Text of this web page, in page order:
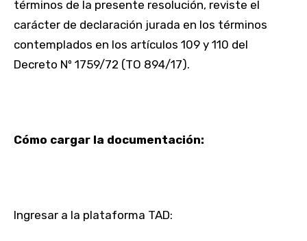
términos de la presente resolución, reviste el
carácter de declaración jurada en los términos
contemplados en los artículos 109 y 110 del
Decreto Nº 1759/72 (TO 894/17).
Cómo cargar la documentación:
Ingresar a la plataforma TAD: